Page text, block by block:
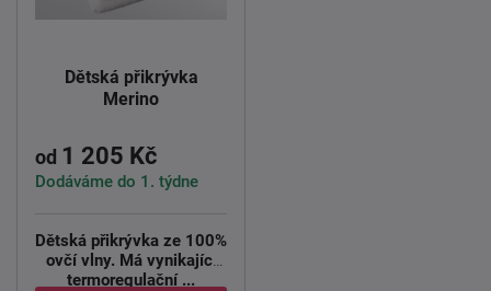
Dětská přikrývka
Merino
od 1 205 Kč
Dodáváme do 1. týdne
Dětská přikrývka ze 100%
ovčí vlny. Má vynikající
termoregulační ...